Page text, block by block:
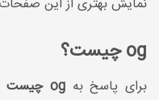
og چیست؟
برای پاسخ بهog چیست